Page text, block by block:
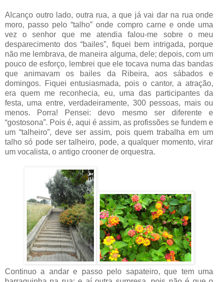
Alcanço outro lado, outra rua, a que já vai dar na rua onde
moro, passo pelo “talho” onde compro carne e onde uma
vez o senhor que me atendia falou-me sobre o meu
desparecimento dos “bailes”, fiquei bem intrigada, porque
não me lembrava, de maneira alguma, dele; depois, com um
pouco de esforço, lembrei que ele tocava numa das bandas
que animavam os bailes da Ribeira, aos sábados e
domingos. Fiquei entusiasmada, pois o cantor, a atração,
era quem me reconhecia, eu, uma das participantes da
festa, uma entre, verdadeiramente, 300 pessoas, mais ou
menos. Porra! Pensei: devo mesmo ser diferente e
“gostosona”. Pois é, aqui é assim, as profissões se fundem e
um “talheiro”, deve ser assim, pois quem trabalha em um
talho só pode ser talheiro, pode, a qualquer momento, virar
um vocalista, o antigo crooner de orquestra.
Continuo a andar e passo pelo sapateiro, que tem uma